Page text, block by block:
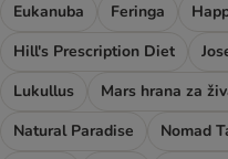
Eukanuba
Feringa
Hill's Prescription Diet
Lukullus
Mars hrana za
Natural Paradise
Nomad